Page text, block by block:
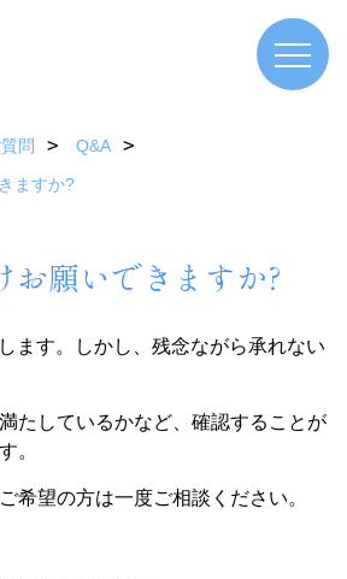
問
Q&A
ますか?
お願いできますか?
ます。しかし、残念ながら承れない
たしているかなど、確認することが
。
希望の方は一度ご相談ください。